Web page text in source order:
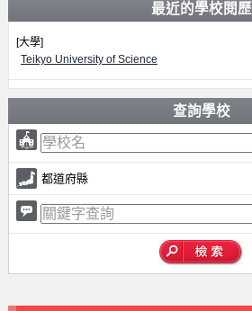
最近的學校閱歷
[大學]
Teikyo University of Science
查詢學校
都道府縣